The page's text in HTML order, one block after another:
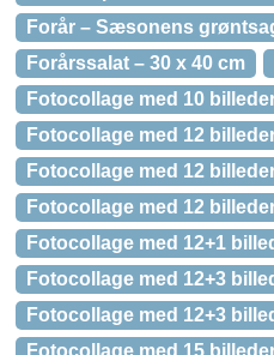
Forår – Sæsonens
Forårssalat – 30 x 40 cm
Fotocollage med 10
Fotocollage med 12
Fotocollage med 12
Fotocollage med 12
Fotocollage med 12+1
Fotocollage med 12+3
Fotocollage med 12+3
Fotocollage med 15